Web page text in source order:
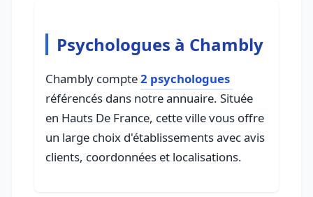
Psychologues à Chambly
Chambly compte2 psychologues
référencés dans notre annuaire. Située
en Hauts De France, cette ville vous offre
un large choix d'établissements avec avis
clients, coordonnées et localisations.